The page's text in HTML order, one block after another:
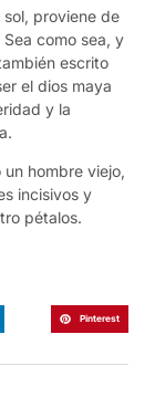
proviene de
como sea, y
escrito
el dios maya
y la
hombre viejo,
incisivos y
pétalos.
Pinterest